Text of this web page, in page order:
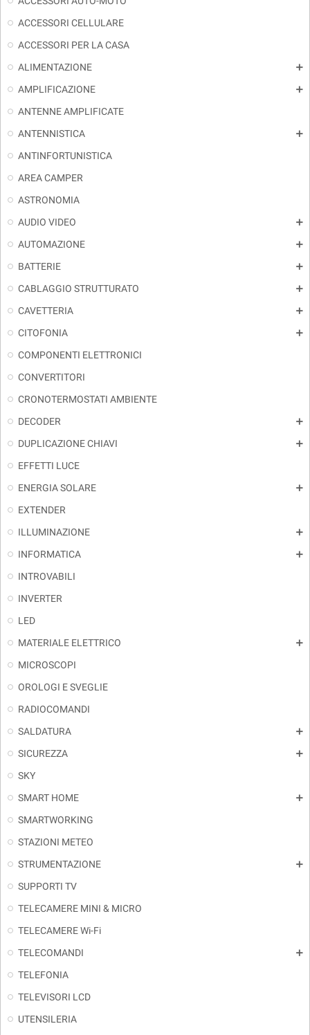
ACCESSORI CELLULARE
ACCESSORI PER LA CASA
ALIMENTAZIONE
add
AMPLIFICAZIONE add
ANTENNE AMPLIFICATE
ANTENNISTICA
add
ANTINFORTUNISTICA
AREA CAMPER
ASTRONOMIA
AUDIO VIDEO
add
AUTOMAZIONE add
BATTERIE add
CABLAGGIO STRUTTURATO add
CAVETTERIA add
CITOFONIA add
COMPONENTI ELETTRONICI
CONVERTITORI
CRONOTERMOSTATI AMBIENTE
DECODER
add
DUPLICAZIONE CHIAVI add
EFFETTI LUCE
ENERGIA SOLARE
add
EXTENDER
ILLUMINAZIONE
add
INFORMATICA add
INTROVABILI
INVERTER
LED
MATERIALE ELETTRICO
add
MICROSCOPI
OROLOGI E SVEGLIE
RADIOCOMANDI
SALDATURA
add
SICUREZZA add
SKY
SMART HOME
add
SMARTWORKING
STAZIONI METEO
STRUMENTAZIONE
add
SUPPORTI TV
TELECAMERE MINI & MICRO
TELECAMERE Wi-Fi
TELECOMANDI
add
TELEFONIA
TELEVISORI LCD
UTENSILERIA